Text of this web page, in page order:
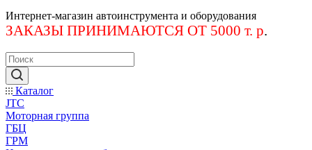
Интернет-магазин автоинструмента и оборудования
ЗАКАЗЫ ПРИНИМАЮТСЯ ОТ 5000 т. р.
Каталог
JTC
Моторная группа
ГБЦ
ГРМ